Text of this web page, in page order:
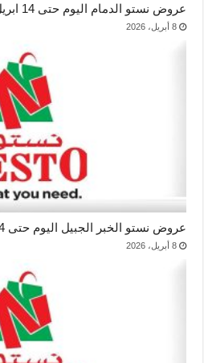
عروض نستو الدمام اليوم حتى 14 ابريل 2026
8 أبريل، 2026
عروض نستو الخبر الجبيل اليوم حتى 14 ابريل 2026
8 أبريل، 2026